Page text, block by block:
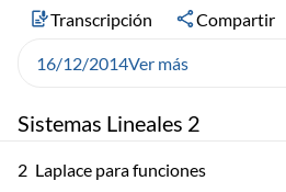
Sistemas Lineales 2
2 Laplace para funciones
Transcripción Compartir
16/12/2014Ver más